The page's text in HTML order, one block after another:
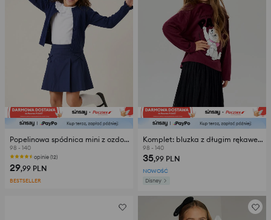
Popelinowa spódnica mini z ozdobnymi kokardami z bawełną
98 - 140
opinie (12)
29,99 PLN
BESTSELLER
Komplet: bluzka z długim rękawem i tiulowa spódnica The Aristocats
98 - 140
35,99 PLN
NOWOŚĆ
Disney